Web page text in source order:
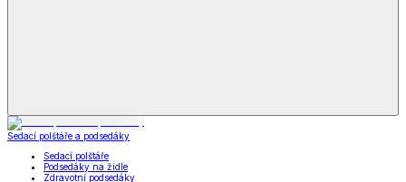
Sedací polštáře a podsedáky
Sedací polštáře
Podsedáky na židle
Zdravotní podsedáky